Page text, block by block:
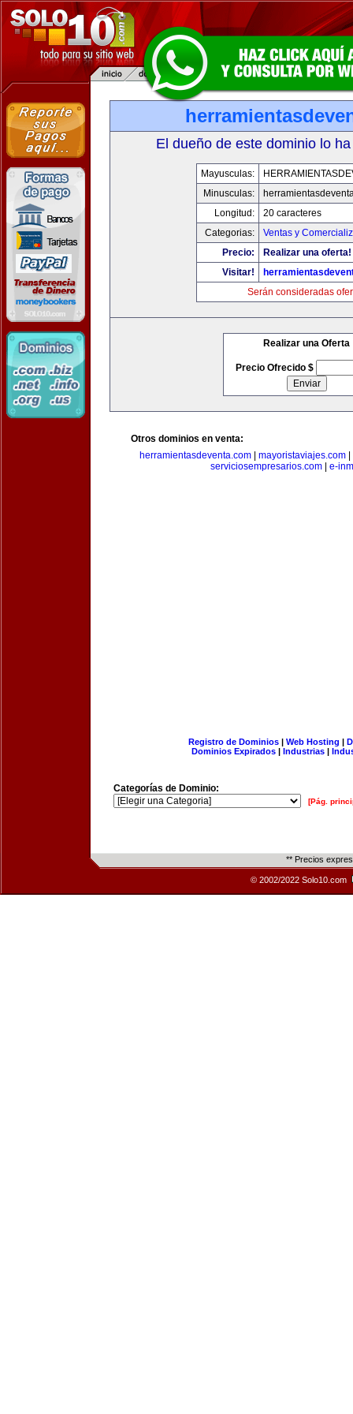
El dueño de este dominio lo
Mayusculas:
Minusculas:
Longitud:
20 caracteres
Categorias:
Ventas y
Precio:
Realizar una oferta!
Visitar!
Serán consideradas
Realizar una Oferta
Precio Ofrecido $
Otros dominios en venta:
herramientasdeventa.com| mayoristaviajes.com|
serviciosempresarios.com| e-
Registro de Dominios| Web Hosting |
Dominios Expirados | Industrias |
Categorías de Dominio:
[Pág.
** Precios
© 2002/2022 Solo10.com